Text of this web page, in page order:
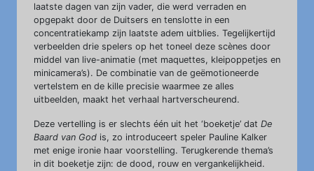
laatste dagen van zijn vader, die werd verraden en
opgepakt door de Duitsers en tenslotte in een
concentratiekamp zijn laatste adem uitblies. Tegelijkertijd
verbeelden drie spelers op het toneel deze scènes door
middel van live-animatie (met maquettes, kleipoppetjes en
minicamera’s). De combinatie van de geëmotioneerde
vertelstem en de kille precisie waarmee ze alles
uitbeelden, maakt het verhaal hartverscheurend.
Deze vertelling is er slechts één uit het ‘boeketje’ dat De
Baard van God is, zo introduceert speler Pauline Kalker
met enige ironie haar voorstelling. Terugkerende thema’s
in dit boeketje zijn: de dood, rouw en vergankelijkheid.